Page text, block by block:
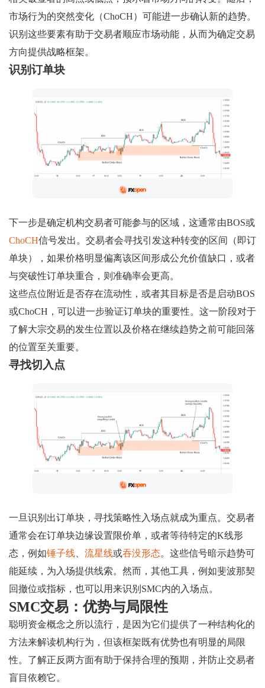
市场行为的突然变化（ChoCH）可能进一步确认新的趋势。
识别这些要素有助于交易者顺应市场动能，从而为确定交易
方向提供战略框架。
识别订单块
下一步是确定机构交易者可能参与的区域，这通常由BOS或
ChoCH信号发出。交易者会寻找引发这种转变的区间（即订
单块），如果价格明显偏离该区间形成公允价值缺口，或者
与突破性订单块重合，则准确率会更高。
这些点位附近是否存在流动性，或者其目标是否是启动BOS
或ChoCH，可以进一步验证订单块的重要性。这一阶段对于
了解大宗交易的发生位置以及价格在继续趋势之前可能回落
的位置至关重要。
寻找切入点
一旦识别出订单块，寻找策略性入场点就成为重点。交易者
通常会在订单块边缘设置限价单，或者等待特定的K线形
态，例如锤子线 流星线或吞没形态。这些信号暗示趋势可
能延续，为入场提供线索。然而，其他工具，例如斐波那契
回撤位或指标，也可以用来识别SMC内的入场点。
SMC交易：优势与局限性
聪明资金概念之所以流行，是因为它们提供了一种结构化的
方法来解读机构行为，但该框架既有优势也有明显的局限
性。了解正反两方面有助于保持合理的预期，并防止交易者
盲目依赖它。